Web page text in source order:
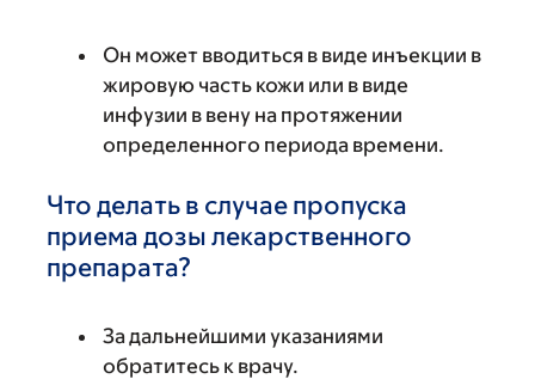
Он может вводиться в виде инъекции в
жировую часть кожи или в виде
инфузии в вену на протяжении
определенного периода времени.
Что делать в случае пропуска
приема дозы лекарственного
препарата?
За дальнейшими указаниями
обратитесь к врачу.